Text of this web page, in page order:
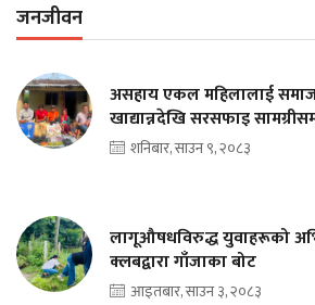
जनजीवन
असहाय एकल महिलालाई
खाद्यान्नदेखि सरसफाइ
शनिबार, साउन ९, २०८३
लागूऔषधविरुद्ध युवाहरूको
क्लबद्वारा गाँजाका बोट
आइतबार, साउन ३, २०८३